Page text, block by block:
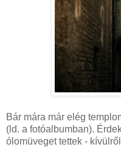
Bár mára már elég
(ld. a fotóalbumban).
ólomüveget tettek -